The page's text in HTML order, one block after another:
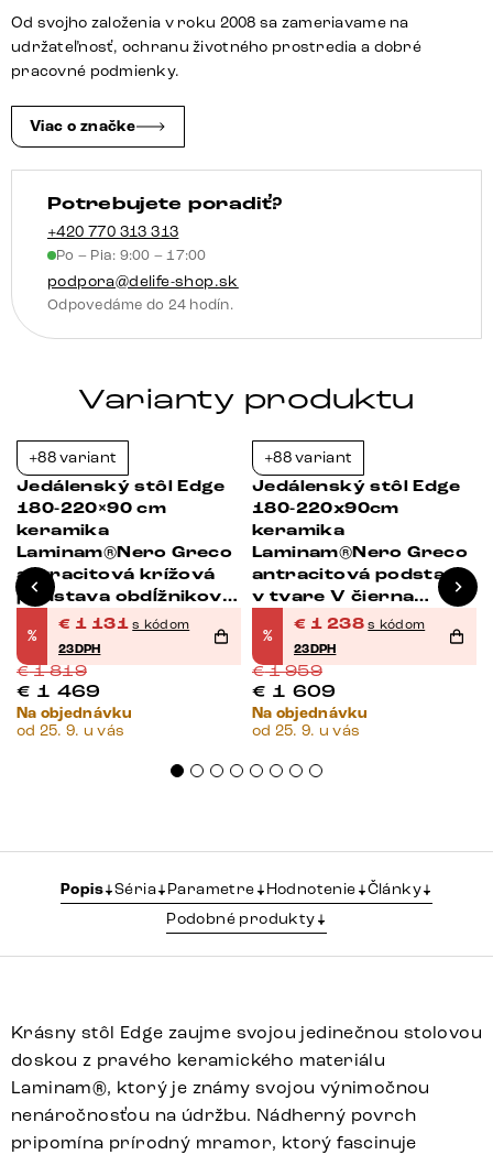
keramika
Laminam®Noir
Desir
pavúk
plochá
oceľ
nerezová
oceľ
rozkladací
Od svojho založenia v roku 2008 sa zameriavame na
udržateľnosť, ochranu životného prostredia a dobré
pracovné podmienky.
Viac o značke
Potrebujete poradiť?
+420 770 313 313
Po – Pia: 9:00 – 17:00
podpora@delife-shop.sk
Odpovedáme do 24 hodín.
Varianty produktu
+88 variant
Jedálenský stôl Edge
180-220×90 cm
keramika
Laminam®Nero Greco
antracitová krížová
podstava obdĺžnikový
nerezová oceľ
rozkladací
%
€ 1 131 s kódom
23DPH
€1 819
€ 1 469
Na objednávku
od 25. 9. u vás
+88 variant
Jedálenský stôl Edge
180-220x90cm
keramika
Laminam®Nero Greco
antracitová podstava
v tvare V čierna
rozkladací
%
€ 1 238 s kódom
23DPH
€1 959
€ 1 609
Na objednávku
od 25. 9. u vás
Popis Séria Parametre Hodnotenie
Články
Podobné produkty
Krásny stôl Edge zaujme svojou jedinečnou stolovou
doskou z pravého keramického materiálu
Laminam®, ktorý je známy svojou výnimočnou
nenáročnosťou na údržbu. Nádherný povrch
pripomína prírodný mramor, ktorý fascinuje